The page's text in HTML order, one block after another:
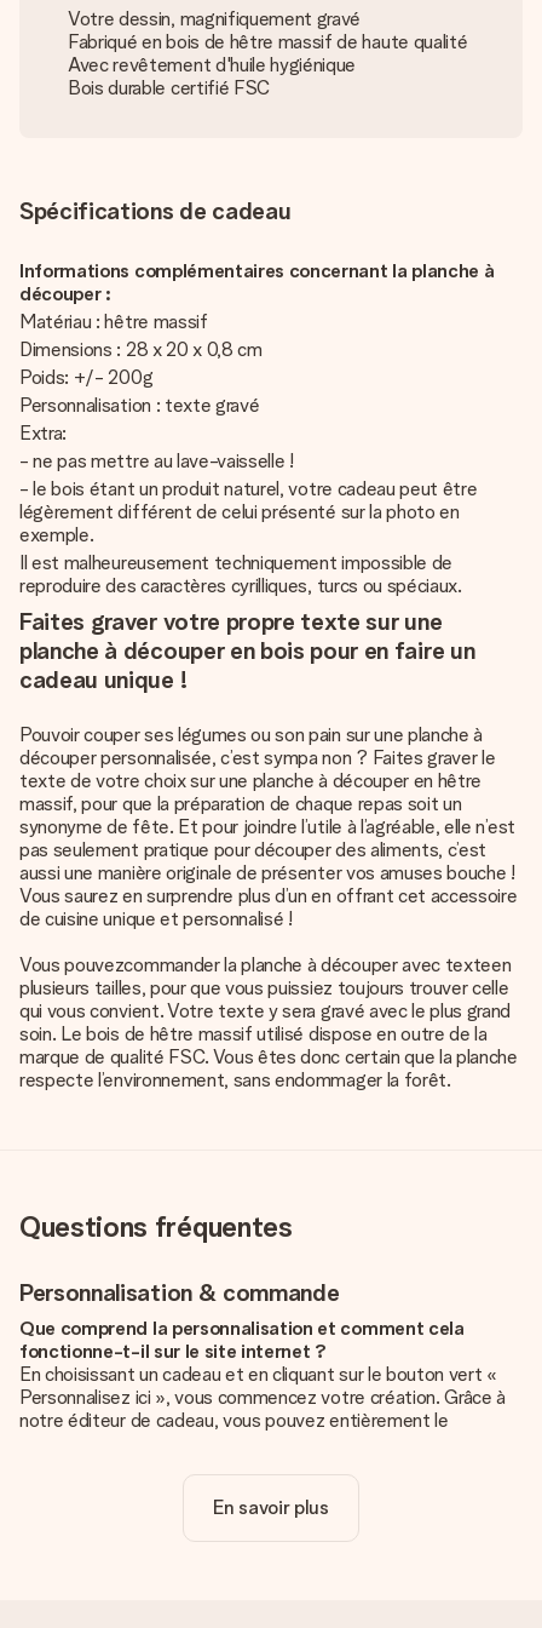
Votre dessin, magnifiquement gravé
Fabriqué en bois de hêtre massif de haute qualité
Avec revêtement d'huile hygiénique
Bois durable certifié FSC
Spécifications de cadeau
Informations complémentaires concernant la planche à
découper :
Matériau : hêtre massif
Dimensions : 28 x 20 x 0,8 cm
Poids: +/- 200g
Personnalisation : texte gravé
Extra:
- ne pas mettre au lave-vaisselle !
- le bois étant un produit naturel, votre cadeau peut être
légèrement différent de celui présenté sur la photo en
exemple.
Il est malheureusement techniquement impossible de
reproduire des caractères cyrilliques, turcs ou spéciaux.
Faites graver votre propre texte sur une
planche à découper en bois pour en faire un
cadeau unique !
Pouvoir couper ses légumes ou son pain sur une planche à
découper personnalisée, c’est sympa non ? Faites graver le
texte de votre choix sur une planche à découper en hêtre
massif, pour que la préparation de chaque repas soit un
synonyme de fête. Et pour joindre l’utile à l’agréable, elle n’est
pas seulement pratique pour découper des aliments, c’est
aussi une manière originale de présenter vos amuses bouche !
Vous saurez en surprendre plus d’un en offrant cet accessoire
de cuisine unique et personnalisé !
Vous pouvezcommander la planche à découper avec texteen
plusieurs tailles, pour que vous puissiez toujours trouver celle
qui vous convient. Votre texte y sera gravé avec le plus grand
soin. Le bois de hêtre massif utilisé dispose en outre de la
marque de qualité FSC. Vous êtes donc certain que la planche
respecte l’environnement, sans endommager la forêt.
Questions fréquentes
Personnalisation & commande
Que comprend la personnalisation et comment cela
fonctionne-t-il sur le site internet ?
En choisissant un cadeau et en cliquant sur le bouton vert «
Personnalisez ici », vous commencez votre création. Grâce à
notre éditeur de cadeau, vous pouvez entièrement le
unique pour ajouter une touche finale à votre cadeau.
La personnalisation est-elle comprise dans le prix ?
En savoir plus